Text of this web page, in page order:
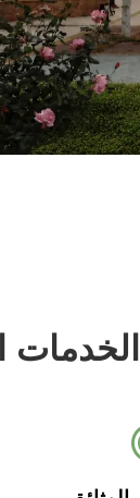
الخدمات